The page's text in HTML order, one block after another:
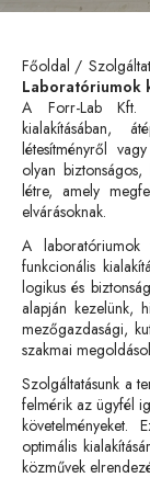
Főoldal
Laboratóriumok
A Forr-Lab Kft.
kialakításában,
létesítményről
olyan
létre, amely
elvárásoknak.
A laboratóriumok
funkcionális
logikus és
alapján kezelünk,
mezőgazdasági,
szakmai
Szolgáltatásunk a
felmérik az ügyfél
követelményeket.
optimális
közművek